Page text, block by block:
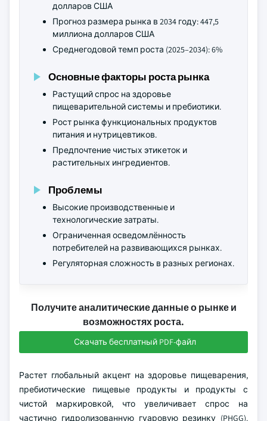
долларов США
Прогноз размера рынка в 2034 году: 447,5
миллиона долларов США
Среднегодовой темп роста (2025–2034): 6%
Основные факторы роста рынка
Растущий спрос на здоровье
пищеварительной системы и пребиотики.
Рост рынка функциональных продуктов
питания и нутрицевтиков.
Предпочтение чистых этикеток и
растительных ингредиентов.
Проблемы
Высокие производственные и
технологические затраты.
Ограниченная осведомлённость
потребителей на развивающихся рынках.
Регуляторная сложность в разных регионах.
Получите аналитические данные о рынке и
возможностях роста.
Скачать бесплатный PDF-файл
Растет глобальный акцент на здоровье пищеварения,
пребиотические пищевые продукты и продукты с
чистой маркировкой, что увеличивает спрос на
частично гидролизованную гуаровую резинку (PHGG).